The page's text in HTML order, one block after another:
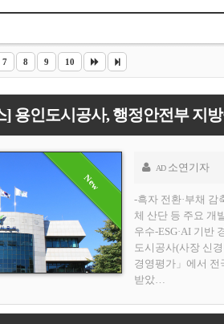
7 8 9 10
AD 소연기자
-흑자 전환·부채 감
체 산단 등 주요 개
우수-ESG·AI 기반
도시공사(사장 신
경영평가」에서 전
받았…